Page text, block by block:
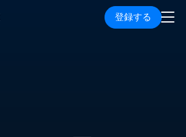
登録する